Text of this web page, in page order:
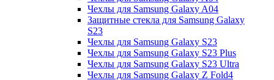
Чехлы для Samsung Galaxy A04
Защитные стекла для Samsung Galaxy
S23
Чехлы для Samsung Galaxy S23
Чехлы для Samsung Galaxy S23 Plus
Чехлы для Samsung Galaxy S23 Ultra
Чехлы для Samsung Galaxy Z Fold4